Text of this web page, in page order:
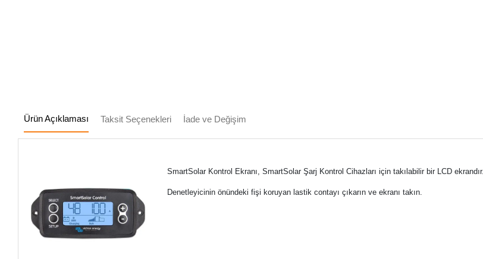
Ürün Açıklaması Taksit Seçenekleri İade ve Değişim
SmartSolar Kontrol Ekranı, SmartSolar Şarj Kontrol Cihazları için takılabilir bir LCD ekrandır.
Denetleyicinin önündeki fişi koruyan lastik contayı çıkarın ve ekranı takın.